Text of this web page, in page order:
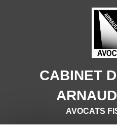
CABINET
AVOCATS